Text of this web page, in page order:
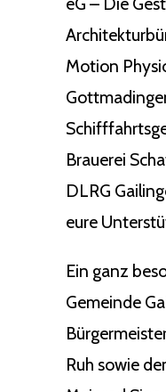
Motion
Brauerei
DLRG
eure
Ein ganz
Gemeinde
Ruh sowie